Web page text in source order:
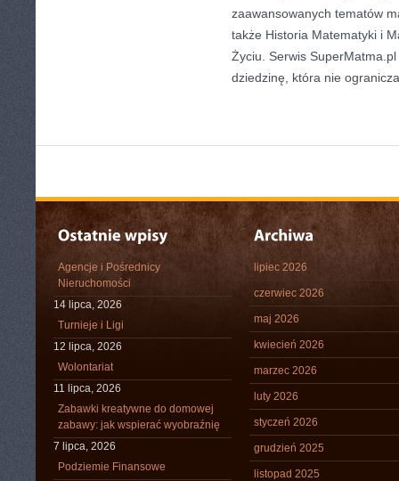
zaawansowanych tematów
także Historia Matematyki i
Życiu. Serwis
dziedzinę, która nie ogranicza
Agencje i Pośrednicy
Nieruchomości
14 lipca, 2026
Turnieje i Ligi
12 lipca, 2026
Wolontariat
11 lipca, 2026
Zabawki kreatywne do domowej
zabawy: jak wspierać wyobraźnię
7 lipca, 2026
Podziemie Finansowe
lipiec 2026
czerwiec 2026
maj 2026
kwiecień 2026
marzec 2026
luty 2026
styczeń 2026
grudzień 2025
listopad 2025